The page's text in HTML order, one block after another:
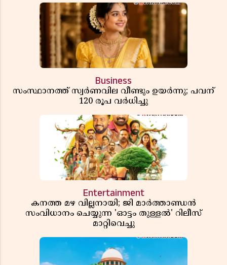
Business
സംസ്ഥാനത്ത് സ്വര്‍ണവില വീണ്ടും ഉയർന്നു; പവന്
120 രൂപ വര്‍ധിച്ചു
Entertainment
കനത്ത മഴ വില്ലനായി; ജി മാർത്താണ്ഡൻ
സംവിധാനം ചെയ്യുന്ന 'ഓട്ടം തുള്ളൽ' റിലീസ്
മാറ്റിവെച്ചു